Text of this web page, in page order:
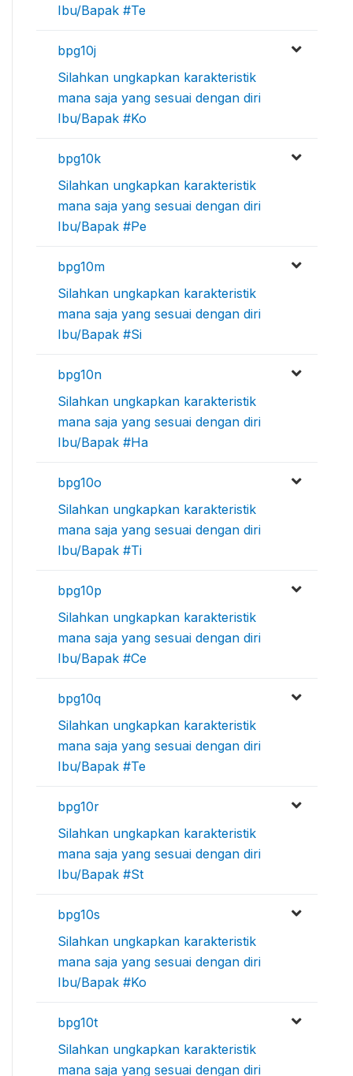
Ibu/Bapak #Te
bpg10j
Silahkan ungkapkan karakteristik
mana saja yang sesuai dengan diri
Ibu/Bapak #Ko
bpg10k
Silahkan ungkapkan karakteristik
mana saja yang sesuai dengan diri
Ibu/Bapak #Pe
bpg10m
Silahkan ungkapkan karakteristik
mana saja yang sesuai dengan diri
Ibu/Bapak #Si
bpg10n
Silahkan ungkapkan karakteristik
mana saja yang sesuai dengan diri
Ibu/Bapak #Ha
bpg10o
Silahkan ungkapkan karakteristik
mana saja yang sesuai dengan diri
Ibu/Bapak #Ti
bpg10p
Silahkan ungkapkan karakteristik
mana saja yang sesuai dengan diri
Ibu/Bapak #Ce
bpg10q
Silahkan ungkapkan karakteristik
mana saja yang sesuai dengan diri
Ibu/Bapak #Te
bpg10r
Silahkan ungkapkan karakteristik
mana saja yang sesuai dengan diri
Ibu/Bapak #St
bpg10s
Silahkan ungkapkan karakteristik
mana saja yang sesuai dengan diri
Ibu/Bapak #Ko
bpg10t
Silahkan ungkapkan karakteristik
mana saja yang sesuai dengan diri